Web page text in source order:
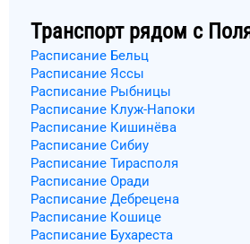
Транспорт рядом с
Расписание Бельц
Расписание Яссы
Расписание Рыбницы
Расписание Клуж-Напоки
Расписание Кишинёва
Расписание Сибиу
Расписание Тирасполя
Расписание Оради
Расписание Дебрецена
Расписание Кошице
Расписание Бухареста